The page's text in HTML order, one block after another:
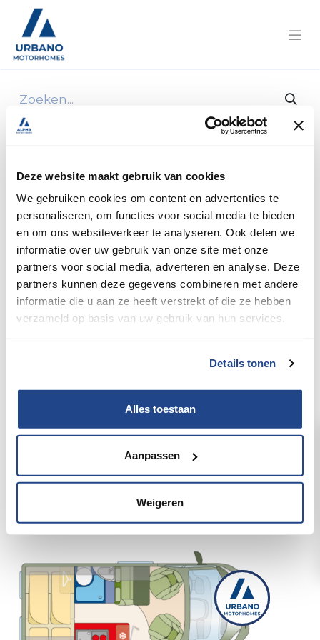
Deze website maakt gebruik van cookies
We gebruiken cookies om content en advertenties te
personaliseren, om functies voor social media te bieden
en om ons websiteverkeer te analyseren. Ook delen we
informatie over uw gebruik van onze site met onze
partners voor social media, adverteren en analyse. Deze
partners kunnen deze gegevens combineren met andere
informatie die u aan ze heeft verstrekt of die ze hebben
verzameld op basis van uw gebruik van hun services.
Details tonen
Alles toestaan
Aanpassen
Weigeren
Alle producten
Roadcar/R 540 Citroën 140Pk
Roadcar/R 540 Citroën 140Pk
Manueel/2HLQ918